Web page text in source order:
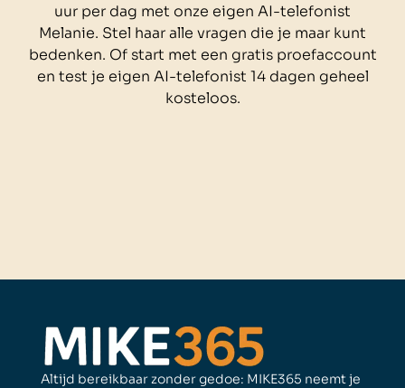
uur per dag met onze eigen AI-telefonist
Melanie. Stel haar alle vragen die je maar kunt
bedenken. Of start met een gratis proefaccount
en test je eigen AI-telefonist 14 dagen geheel
kosteloos.
Altijd bereikbaar zonder gedoe: MIKE365 neemt je